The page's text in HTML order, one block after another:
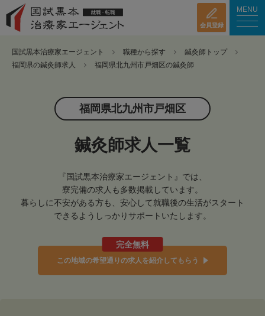
会員登録
MENU
国試黒本治療家エージェント 職種から探す
鍼灸師トップ
福岡県の鍼灸師求人
福岡県北九州市戸畑区の鍼灸師
福岡県北九州市戸畑区
鍼灸師求人一覧
『国試黒本治療家エージェント』では、
寮完備の求人も多数掲載しています。
暮らしに不安がある方も、安心して就職後の生活がスタート
できるようしっかりサポートいたします。
完全無料
この地域の希望通りの求人を紹介してもらう